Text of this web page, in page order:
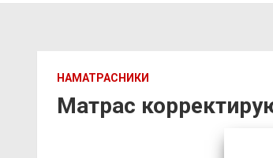
НАМАТРАСНИКИ
Матрас